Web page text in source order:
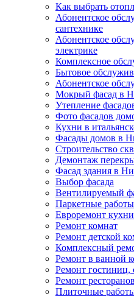
Как выбрать
Абонентское
сантехнике
Абонентское
электрике
Комплексное
Бытовое
Абонентское
Мокрый фасад в
Утепление
Фото фасадов
Кухни в
Фасады домов в
Строительство
Демонтаж
Фасад здания в
Выбор фасада
Вентилируемый
Паркетные работы
Евроремонт кухни
Ремонт комнат
Ремонт детской
Комплексный
Ремонт в ванной
Ремонт гостиниц,
Ремонт ресторанов
Плиточные